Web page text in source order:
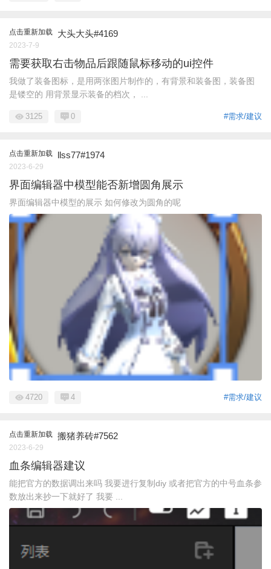
点击重新加载 大头大头#4169
2023-7-9
需要获取右击物品后跟随鼠标移动的ui控件
我做了装备图标，是用两张图片制作的，有背景和装备图，装备图
是镂空的 用背景显示装备的档次， ...
#需求/建议
3125 0
点击重新加载 llss77#1974
2023-6-29
界面编辑器中模型能否新增圆角展示
界面编辑器中模型的展示 如何修改为圆角的呢
#需求/建议
4720 4
点击重新加载 搬猪养砖#7562
2023-6-29
血条编辑器建议
能把官方的数据调出来吗 我要进行复制diy 或者把官方的中号血条参
数放出来抄一下就好了 我要 ...